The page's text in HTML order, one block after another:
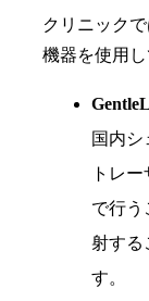
クリニック
機器を使用し
国内シ
トレ
で行う
射する
す。